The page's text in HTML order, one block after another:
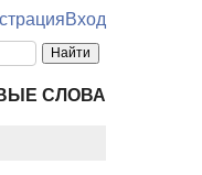
Вход
СЛОВА